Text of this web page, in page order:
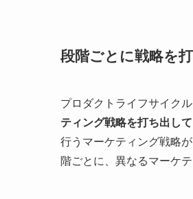
段階ごとに戦略を
プロダクトライフサイクル
ティング戦略を打ち出して
行うマーケティング戦略
階ごとに、異なるマーケ